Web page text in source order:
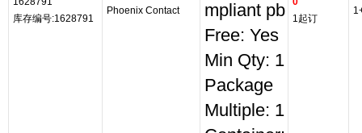
库存编号:1628791
Phoenix Contact
mpliant pb
Free: Yes
Min Qty: 1
Package
Multiple: 1
1起订